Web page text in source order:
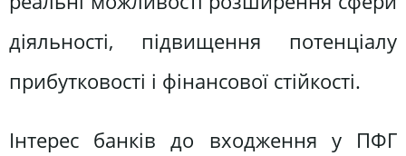
діяльності, підвищення потенціалу
прибутковості і фінансової стійкості.
Інтерес банків до входження у ПФГ